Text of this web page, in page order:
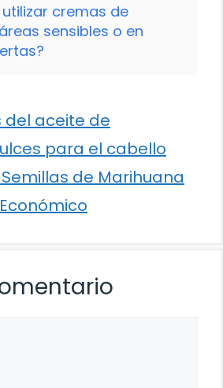
utilizar cremas de
sensibles o en
del aceite de
para el cabello
de Marihuana